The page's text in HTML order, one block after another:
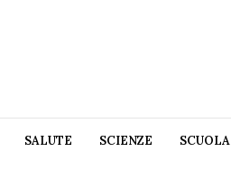
SALUTE SCIENZE SCUOLA